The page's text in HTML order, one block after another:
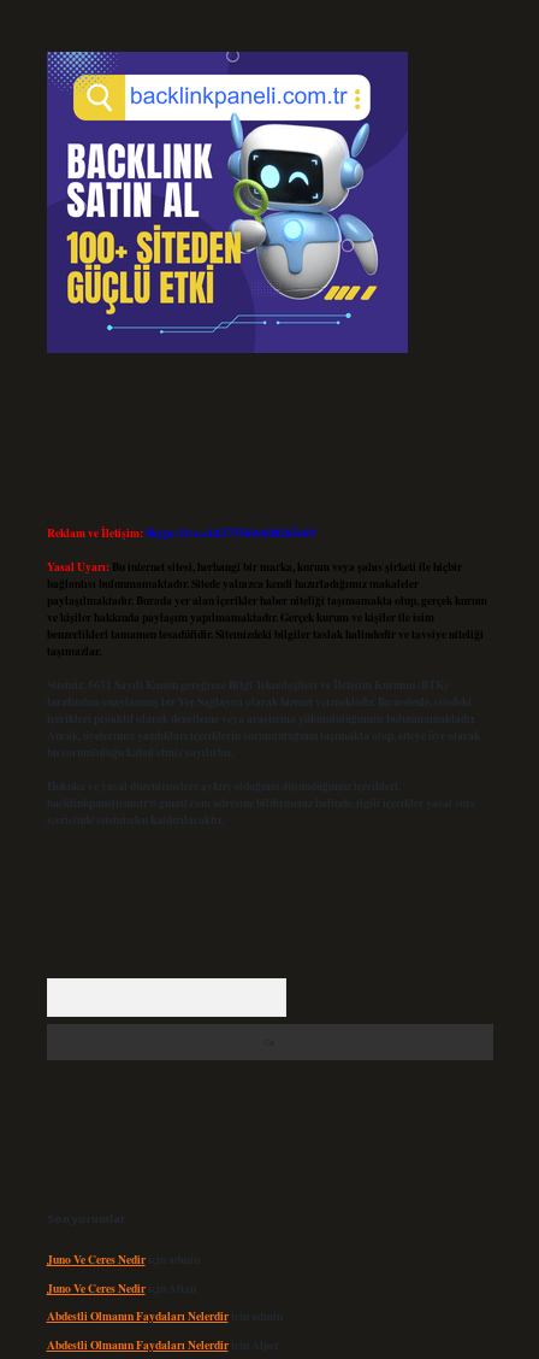
Reklam ve İletişim:Skype: live:.cid.575569c608265c69
Yasal Uyarı: Bu internet sitesi, herhangi bir marka, kurum veya şahıs şirketi ile hiçbir
bağlantısı bulunmamaktadır. Sitede yalnızca kendi hazırladığımız makaleler
paylaşılmaktadır. Burada yer alan içerikler haber niteliği taşımamakta olup, gerçek kurum
ve kişiler hakkında paylaşım yapılmamaktadır. Gerçek kurum ve kişiler ile isim
benzerlikleri tamamen tesadüfidir. Sitemizdeki bilgiler taslak halindedir ve tavsiye niteliği
taşımazlar.
Sitemiz, 5651 Sayılı Kanun gereğince Bilgi Teknolojileri ve İletişim Kurumu (BTK)
tarafından onaylanmış bir Yer Sağlayıcı olarak hizmet vermektedir. Bu nedenle, sitedeki
içerikleri proaktif olarak denetleme veya araştırma yükümlülüğümüz bulunmamaktadır.
Ancak, üyelerimiz yazdıkları içeriklerin sorumluluğunu taşımakta olup, siteye üye olarak
bu sorumluluğu kabul etmiş sayılırlar.
Hukuka ve yasal düzenlemelere aykırı olduğunu düşündüğünüz içerikleri,
backlinkpanelicomtr@gmail.com adresine bildirmeniz halinde, ilgili içerikler yasal süre
içerisinde sitemizden kaldırılacaktır.
Son yorumlar
Juno Ve Ceres Nediriçin admin
Juno Ve Ceres Nediriçin Altan
Abdestli Olmanın Faydaları Nelerdiriçin admin
Abdestli Olmanın Faydaları Nelerdiriçin Alper